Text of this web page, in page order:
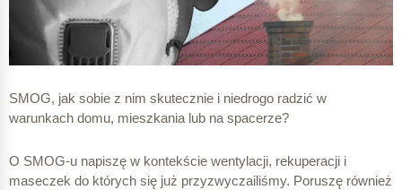
SMOG, jak sobie z nim skutecznie i niedrogo radzić w
warunkach domu, mieszkania lub na spacerze?
O SMOG-u napiszę w kontekście wentylacji, rekuperacji i
maseczek do których się już przyzwyczailiśmy. Poruszę również